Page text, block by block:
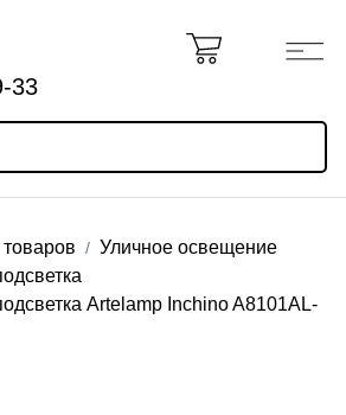
33
товаров
Уличное освещение
Artelamp Inchino A8101AL-